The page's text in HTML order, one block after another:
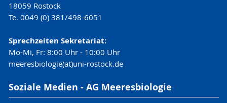
18059 Rostock
Te. 0049 (0) 381/498-6051
Sprechzeiten Sekretariat:
Mo-Mi, Fr: 8:00 Uhr - 10:00 Uhr
meeresbiologie(at)uni-rostock.de
Soziale Medien - AG Meeresbiologie